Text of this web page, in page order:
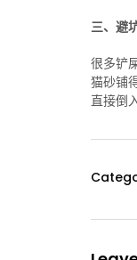
三、避
很多铲
猫砂铺
直接倒